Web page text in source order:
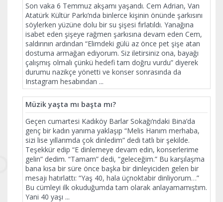
Son vaka 6 Temmuz akşamı yaşandı. Cem Adrian, Van
Atatürk Kültür Parkı’nda binlerce kişinin önünde şarkısını
söylerken yüzüne dolu bir su şişesi fırlatıldı. Yanağına
isabet eden şişeye rağmen şarkısına devam eden Cem,
saldırının ardından “Elimdeki gülü az önce pet şişe atan
dostuma armağan ediyorum. Siz iletirsiniz ona, bayağı
çalışmış olmalı çünkü hedefi tam doğru vurdu” diyerek
durumu nazikçe yönetti ve konser sonrasında da
Instagram hesabından ...
Müzik yaşta mı başta mı?
Geçen cumartesi Kadıköy Barlar Sokağı’ndaki Bina’da
genç bir kadın yanıma yaklaşıp “Melis Hanım merhaba,
sizi lise yıllarımda çok dinledim” dedi tatlı bir şekilde.
Teşekkür edip “E dinlemeye devam edin, konserlerime
gelin” dedim. “Tamam” dedi, “geleceğim.” Bu karşılaşma
bana kısa bir süre önce başka bir dinleyiciden gelen bir
mesajı hatırlattı: “Yaş 40, hala üçnoktabir dinliyorum…”
Bu cümleyi ilk okuduğumda tam olarak anlayamamıştım.
Yani 40 yaşı ...